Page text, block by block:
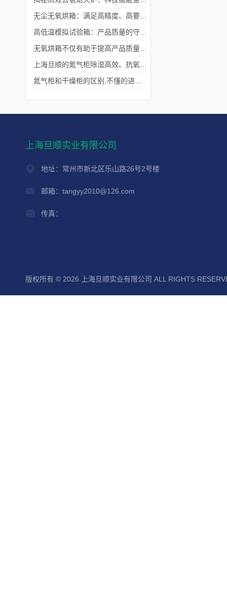
上海旦顺实业有限公司
地址：常州市新北区乐山路26号2号楼
邮箱：tangyy2010@126.com
传真：
版权所有 © 2026 上海旦顺实业有限公司 ALL RIGHTS